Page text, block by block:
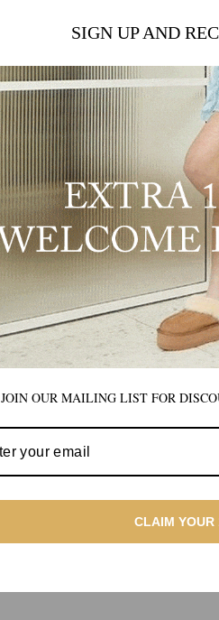
SIGN UP AND
JOIN OUR MAILING LIST FOR
CLAIM YOUR